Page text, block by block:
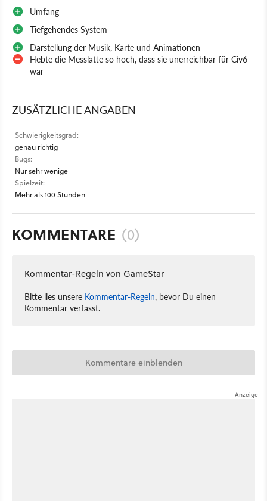
Umfang
Tiefgehendes System
Darstellung der Musik, Karte und Animationen
Hebte die Messlatte so hoch, dass sie unerreichbar für Civ6
war
ZUSÄTZLICHE ANGABEN
Schwierigkeitsgrad:
genau richtig
Bugs:
Nur sehr wenige
Spielzeit:
Mehr als 100 Stunden
KOMMENTARE (0)
Kommentar-Regeln von GameStar
Bitte lies unsere Kommentar-Regeln, bevor Du einen
Kommentar verfasst.
Kommentare einblenden